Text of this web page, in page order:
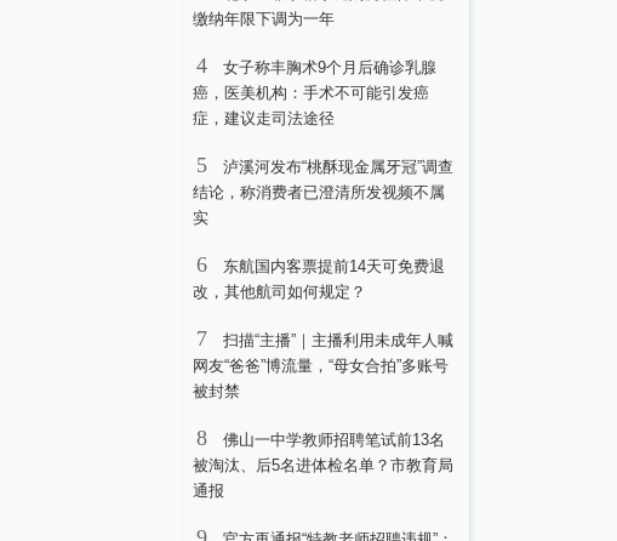
缴纳年限下调为一年
4
女子称丰胸术9个月后确诊乳腺
癌，医美机构：手术不可能引发癌
症，建议走司法途径
5
泸溪河发布“桃酥现金属牙冠”调查
结论，称消费者已澄清所发视频不属
实
6
东航国内客票提前14天可免费退
改，其他航司如何规定？
7
扫描“主播”｜主播利用未成年人喊
网友“爸爸”博流量，“母女合拍”多账号
被封禁
8
佛山一中学教师招聘笔试前13名
被淘汰、后5名进体检名单？市教育局
通报